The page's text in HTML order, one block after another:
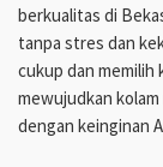
berkualitas di
tanpa stres dan
cukup dan
mewujudkan
dengan keinginan